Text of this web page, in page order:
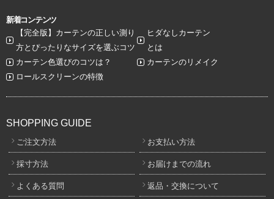
新着コンテンツ
【完全版】カーテンの正しい測り
方とぴったりなサイズを選ぶコツ
ヒダなしカーテン
とは
カーテン色選びのコツは？
カーテンのリメイク
ロールスクリーンの特徴
SHOPPING GUIDE
ご注文方法 お支払い方法
採寸方法 お届けまでの流れ
よくある質問 返品・交換について